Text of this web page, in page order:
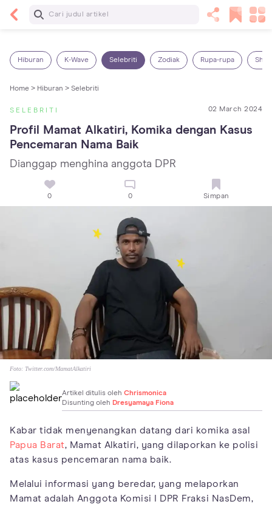
Baca Selanjutnya
Hiburan K-Wave Selebriti Zodiak Rupa-rupa
Home > Hiburan > Selebriti
SELEBRITI 02 March 2024
Profil Mamat Alkatiri, Komika dengan Kasus
Pencemaran Nama Baik
Dianggap menghina anggota DPR
0 0 Simpan
Foto: Twitter.com/MamatAlkatiri
Artikel ditulis oleh Chrismonica
Disunting oleh Dresyamaya Fiona
Kabar tidak menyenangkan datang dari komika asal
Papua Barat, Mamat Alkatiri, yang dilaporkan ke polisi
atas kasus pencemaran nama baik.
Melalui informasi yang beredar, yang melaporkan
Mamat adalah Anggota Komisi I DPR Fraksi NasDem,